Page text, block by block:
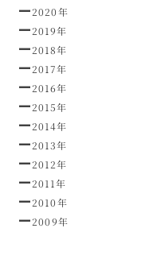
2020年
2019年
2018年
2017年
2016年
2015年
2014年
2013年
2012年
2011年
2010年
2009年